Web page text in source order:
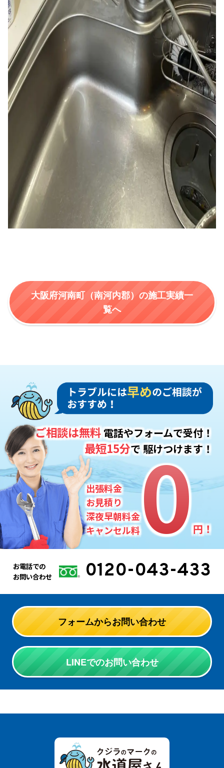
大阪府河南町（南河内郡）の施工実績一
覧へ
出張料金
お見積り
深夜早朝料金
キャンセル料0
0円！
ご相談は無料電話やフォームで受付！
最短15分で駆けつけます！
お電話での
お問い合わせ
0120-043-433
フォームからお問い合わせ
LINEでのお問い合わせ